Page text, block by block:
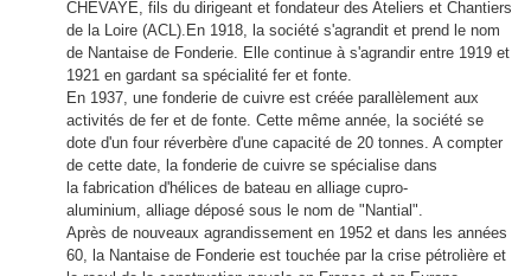
CHEVAYE, fils du dirigeant et fondateur des Ateliers et Chantiers
de la Loire (ACL).En 1918, la société s'agrandit et prend le nom
de Nantaise de Fonderie. Elle continue à s'agrandir entre 1919 et
1921 en gardant sa spécialité fer et fonte.
En 1937, une fonderie de cuivre est créée parallèlement aux
activités de fer et de fonte. Cette même année, la société se
dote d'un four réverbère d'une capacité de 20 tonnes. A compter
de cette date, la fonderie de cuivre se spécialise dans
la fabrication d'hélices de bateau en alliage cupro-
aluminium, alliage déposé sous le nom de "Nantial".
Après de nouveaux agrandissement en 1952 et dans les années
60, la Nantaise de Fonderie est touchée par la crise pétrolière et